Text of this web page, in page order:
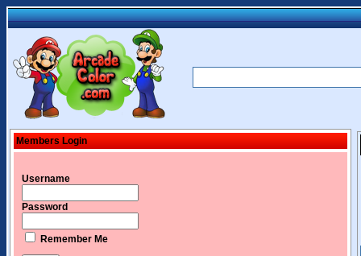
Members Login
Username
Password
Remember Me